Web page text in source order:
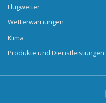
Flugwetter
Wetterwarnungen
Klima
Produkte und Dienstleistungen